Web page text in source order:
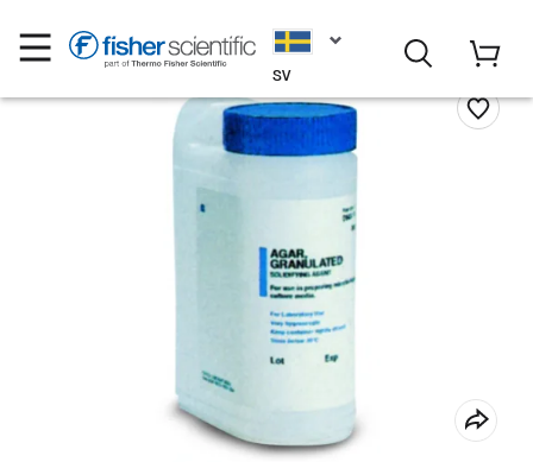
SV